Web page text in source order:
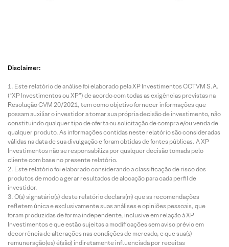
Disclaimer:
Este relatório de análise foi elaborado pela XP Investimentos CCTVM S.A.
(“XP Investimentos ou XP”) de acordo com todas as exigências previstas na
Resolução CVM 20/2021, tem como objetivo fornecer informações que
possam auxiliar o investidor a tomar sua própria decisão de investimento, não
constituindo qualquer tipo de oferta ou solicitação de compra e/ou venda de
qualquer produto. As informações contidas neste relatório são consideradas
válidas na data de sua divulgação e foram obtidas de fontes públicas. A XP
Investimentos não se responsabiliza por qualquer decisão tomada pelo
cliente com base no presente relatório.
Este relatório foi elaborado considerando a classificação de risco dos
produtos de modo a gerar resultados de alocação para cada perfil de
investidor.
O(s) signatário(s) deste relatório declara(m) que as recomendações
refletem única e exclusivamente suas análises e opiniões pessoais, que
foram produzidas de forma independente, inclusive em relação à XP
Investimentos e que estão sujeitas a modificações sem aviso prévio em
decorrência de alterações nas condições de mercado, e que sua(s)
remuneração(es) é(são) indiretamente influenciada por receitas